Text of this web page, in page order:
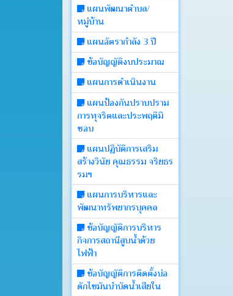
แผนพัฒนาตำบล/
หมู่บ้าน
แผนอัตรากำลัง 3 ปี
ข้อบัญญัติงบประมาณ
แผนการดำเนินงาน
แผนป้องกันปราบปราม
การทุจริตและประพฤติมิ
ชอบ
แผนปฏิบัติการเสริม
สร้างวินัย คุณธรรม จริยธร
รมฯ
แผนการบริหารและ
พัฒนาทรัพยากรบุคคล
ข้อบัญญัติการบริหาร
กิจการสถานีสูบน้ำด้วย
ไฟฟ้า
ข้อบัญญัติการติดตั้งบ่อ
ดักไขมันบำบัดน้ำเสียใน